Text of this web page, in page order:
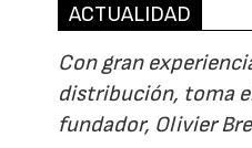
ACTUALIDAD
Con gran
distribución, toma
fundador, Olivier